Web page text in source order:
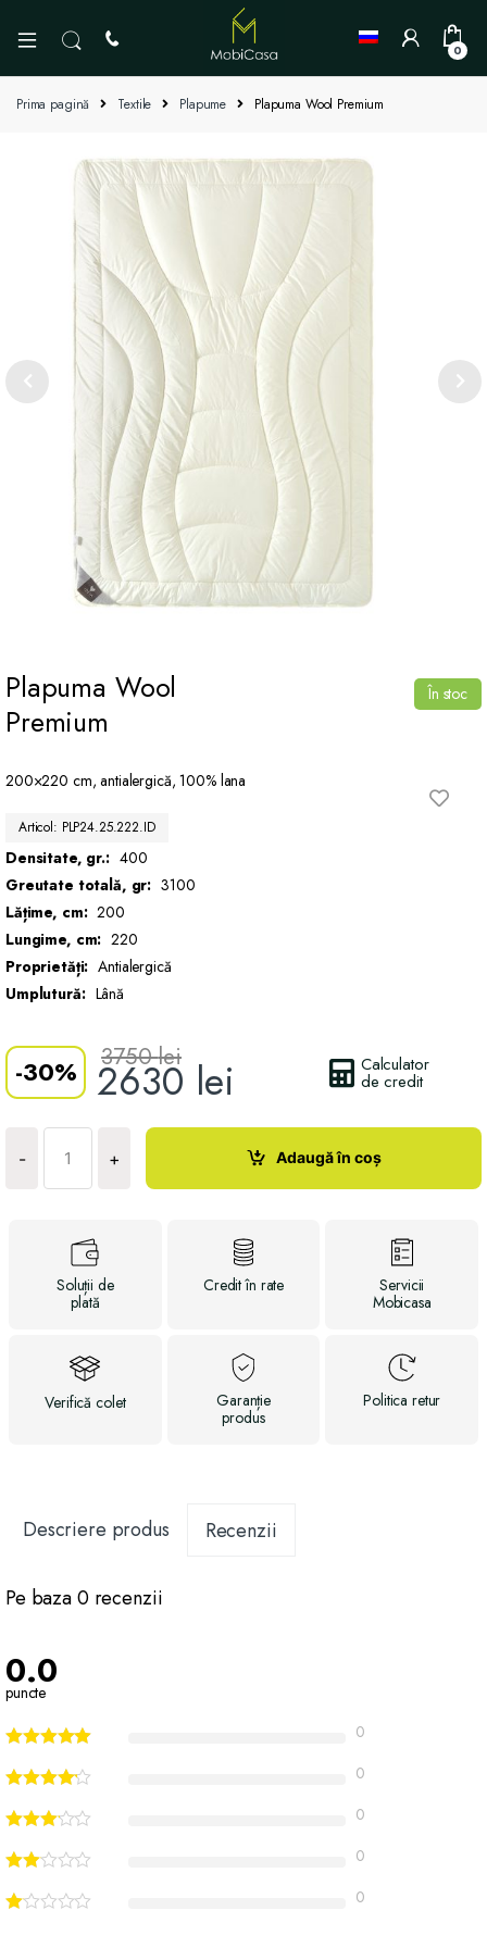
0
Prima pagină Textile Plapume Plapuma Wool Premium
Plapuma Wool
Premium
200×220 cm, antialergică, 100% lana
Articol: PLP24.25.222.ID
Densitate, gr.: 400
Greutate totală, gr: 3100
Lățime, cm: 200
Lungime, cm: 220
Proprietăți: Antialergică
Umplutură: Lână
-30% 2630 lei
3750lei Calculator
de credit
În stoc
-
Cantitate
Plapuma
Premium
+ Adaugă în coș
Soluții de
plată
Creditîn rate
Servicii
Mobicasa
Verificăcolet
Garanție
produs
Politicaretur
Descriere produs Recenzii
Pe baza 0 recenzii
0.0
puncte
0
0
0
0
0